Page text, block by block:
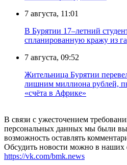
7 августа, 11:01
В Бурятии 17–летний
спланированную кражу из
7 августа, 09:52
Жительница Бурятии
лишним миллиона рублей,
«счёта в Африке»
В связи с ужесточением
персональных данных мы были
возможность оставлять
Обсудить новости можно в наших
https://vk.com/bmk.news